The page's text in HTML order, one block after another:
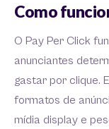
Como
O Pay Per Click
anunciantes
gastar por clique.
formatos de
mídia display e